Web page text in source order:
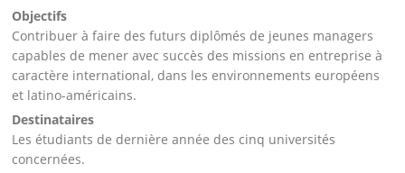
Objectifs
Contribuer à faire des futurs diplômés de jeunes managers
capables de mener avec succès des missions en entreprise à
caractère international, dans les environnements européens
et latino-américains.
Destinataires
Les étudiants de dernière année des cinq universités
concernées.